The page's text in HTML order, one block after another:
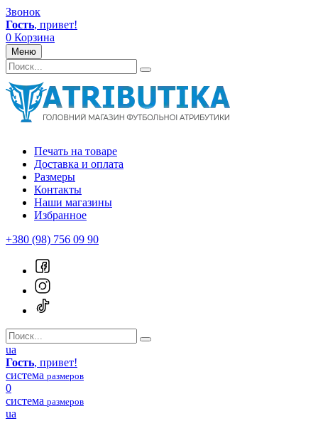
Звонок
Гость, привет!
0 Корзина
Меню
Печать на товаре
Доставка и оплата
Размеры
Контакты
Наши магазины
Избранное
+380 (98) 756 09 90
ua
Гость, привет!
система размеров
0
система размеров
ua